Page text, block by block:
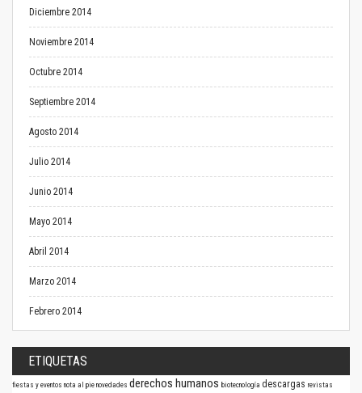
Diciembre 2014
Noviembre 2014
Octubre 2014
Septiembre 2014
Agosto 2014
Julio 2014
Junio 2014
Mayo 2014
Abril 2014
Marzo 2014
Febrero 2014
ETIQUETAS
fiestas y eventos nota al pie novedades derechos humanos biotecnología descargas revistas